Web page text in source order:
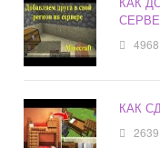
4968
КАК
2639